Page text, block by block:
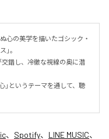
心の美学を描いたゴシック・
。
錯し、冷徹な視線の奥に潜
」というテーマを通して、聴
、 Spotify、 LINE MUSIC、